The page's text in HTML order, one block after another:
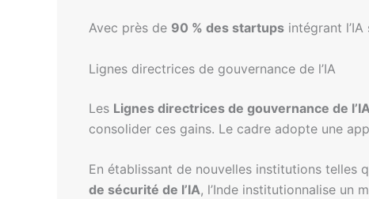
Avec près de 90 % des startups intégrant
Lignes directrices de gouvernance de l’IA
Les Lignes directrices de gouvernance de l’IA
consolider ces gains. Le cadre adopte une
En établissant de nouvelles institutions telles
de sécurité de l’IA, l’Inde institutionnalise un